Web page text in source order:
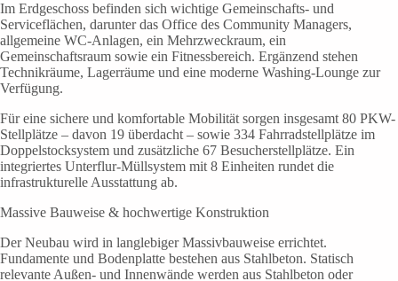
Im Erdgeschoss befinden sich wichtige Gemeinschafts- und
Serviceflächen, darunter das Office des Community Managers,
allgemeine WC-Anlagen, ein Mehrzweckraum, ein
Gemeinschaftsraum sowie ein Fitnessbereich. Ergänzend stehen
Technikräume, Lagerräume und eine moderne Washing-Lounge zur
Verfügung.
Für eine sichere und komfortable Mobilität sorgen insgesamt 80 PKW-
Stellplätze – davon 19 überdacht – sowie 334 Fahrradstellplätze im
Doppelstocksystem und zusätzliche 67 Besucherstellplätze. Ein
integriertes Unterflur-Müllsystem mit 8 Einheiten rundet die
infrastrukturelle Ausstattung ab.
Massive Bauweise & hochwertige Konstruktion
Der Neubau wird in langlebiger Massivbauweise errichtet.
Fundamente und Bodenplatte bestehen aus Stahlbeton. Statisch
relevante Außen- und Innenwände werden aus Stahlbeton oder